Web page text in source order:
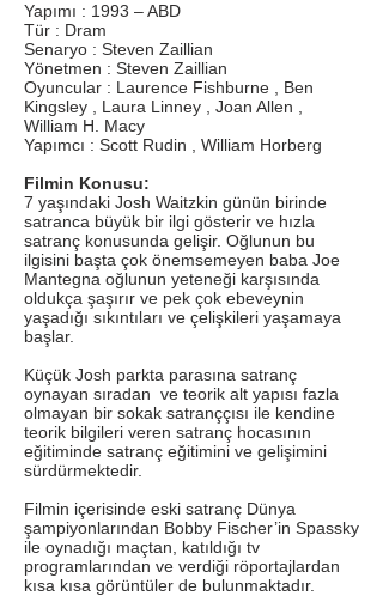
Yapımı : 1993 – ABD
Tür : Dram
Senaryo : Steven Zaillian
Yönetmen : Steven Zaillian
Oyuncular : Laurence Fishburne , Ben
Kingsley , Laura Linney , Joan Allen ,
William H. Macy
Yapımcı : Scott Rudin , William Horberg
Filmin Konusu:
7 yaşındaki Josh Waitzkin günün birinde
satranca büyük bir ilgi gösterir ve hızla
satranç konusunda gelişir. Oğlunun bu
ilgisini başta çok önemsemeyen baba Joe
Mantegna oğlunun yeteneği karşısında
oldukça şaşırır ve pek çok ebeveynin
yaşadığı sıkıntıları ve çelişkileri yaşamaya
başlar.
Küçük Josh parkta parasına satranç
oynayan sıradan ve teorik alt yapısı fazla
olmayan bir sokak satranççısı ile kendine
teorik bilgileri veren satranç hocasının
eğitiminde satranç eğitimini ve gelişimini
sürdürmektedir.
Filmin içerisinde eski satranç Dünya
şampiyonlarından Bobby Fischer’in Spassky
ile oynadığı maçtan, katıldığı tv
programlarından ve verdiği röportajlardan
kısa kısa görüntüler de bulunmaktadır.